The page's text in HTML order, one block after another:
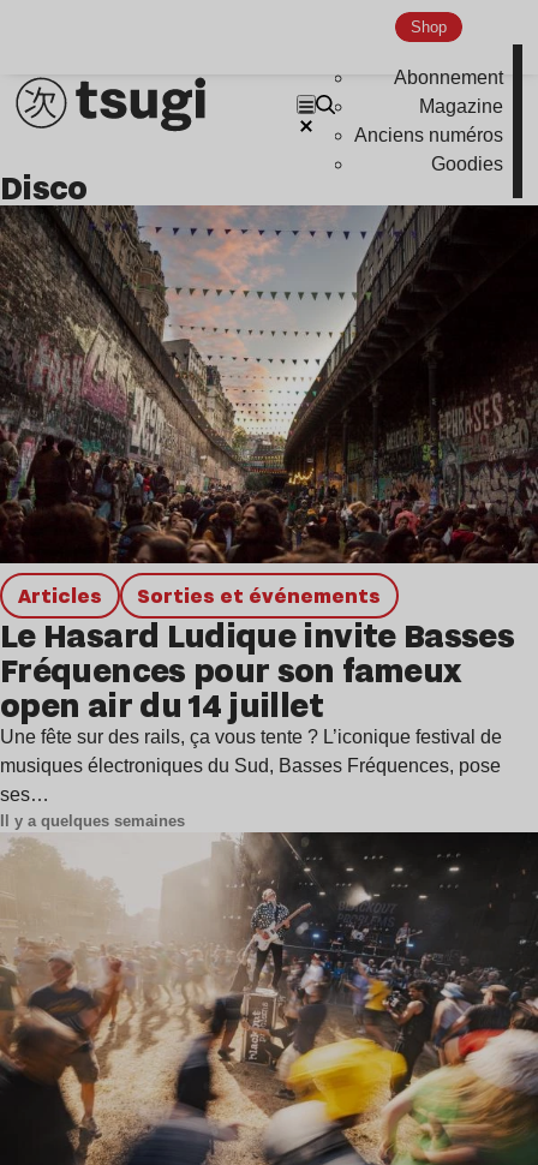
Shop
Abonnement
Magazine
Anciens numéros
Goodies
disco
Articles Sorties et événements
Le Hasard Ludique invite Basses
Fréquences pour son fameux
open air du 14 juillet
Une fête sur des rails, ça vous tente ? L’iconique festival de
musiques électroniques du Sud, Basses Fréquences, pose
ses…
Il y a quelques semaines